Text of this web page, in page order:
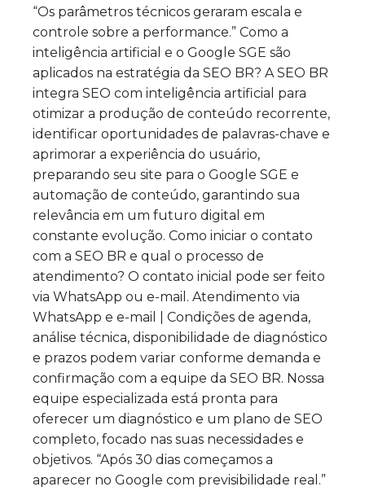
“Os parâmetros técnicos geraram escala e
controle sobre a performance.” Como a
inteligência artificial e o Google SGE são
aplicados na estratégia da SEO BR? A SEO BR
integra SEO com inteligência artificial para
otimizar a produção de conteúdo recorrente,
identificar oportunidades de palavras-chave e
aprimorar a experiência do usuário,
preparando seu site para o Google SGE e
automação de conteúdo, garantindo sua
relevância em um futuro digital em
constante evolução. Como iniciar o contato
com a SEO BR e qual o processo de
atendimento? O contato inicial pode ser feito
via WhatsApp ou e-mail. Atendimento via
WhatsApp e e-mail | Condições de agenda,
análise técnica, disponibilidade de diagnóstico
e prazos podem variar conforme demanda e
confirmação com a equipe da SEO BR. Nossa
equipe especializada está pronta para
oferecer um diagnóstico e um plano de SEO
completo, focado nas suas necessidades e
objetivos. “Após 30 dias começamos a
aparecer no Google com previsibilidade real.”